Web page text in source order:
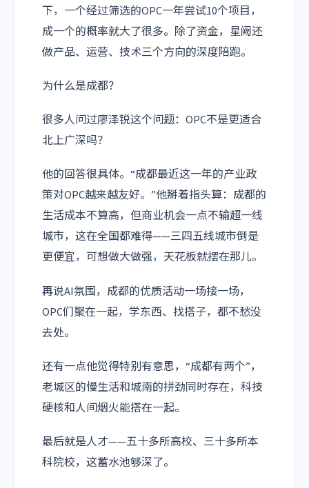
下，一个经过筛选的OPC一年尝试10个项目，
成一个的概率就大了很多。除了资金，星阙还
做产品、运营、技术三个方向的深度陪跑。
为什么是成都？
很多人问过廖泽锐这个问题：OPC不是更适合
北上广深吗？
他的回答很具体。“成都最近这一年的产业政
策对OPC越来越友好。”他掰着指头算：成都的
生活成本不算高，但商业机会一点不输超一线
城市，这在全国都难得——三四五线城市倒是
更便宜，可想做大做强，天花板就摆在那儿。
再说AI氛围，成都的优质活动一场接一场，
OPC们聚在一起，学东西、找搭子，都不愁没
去处。
还有一点他觉得特别有意思，“成都有两个”，
老城区的慢生活和城南的拼劲同时存在，科技
硬核和人间烟火能搭在一起。
最后就是人才——五十多所高校、三十多所本
科院校，这蓄水池够深了。